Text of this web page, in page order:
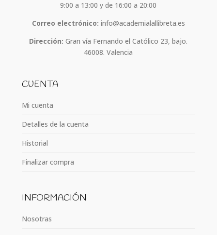
9:00 a 13:00 y de 16:00 a 20:00
Correo electrónico: info@academialallibreta.es
Dirección: Gran vía Fernando el Católico 23, bajo.
46008. Valencia
CUENTA
Mi cuenta
Detalles de la cuenta
Historial
Finalizar compra
INFORMACIÓN
Nosotras